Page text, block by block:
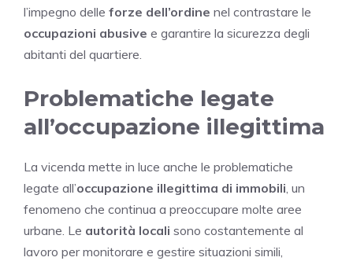
l’impegno delle forze dell’ordine nel contrastare le
occupazioni abusive e garantire la sicurezza degli
abitanti del quartiere.
Problematiche legate
all’occupazione illegittima
La vicenda mette in luce anche le problematiche
legate all’occupazione illegittima di immobili, un
fenomeno che continua a preoccupare molte aree
urbane. Le autorità locali sono costantemente al
lavoro per monitorare e gestire situazioni simili,